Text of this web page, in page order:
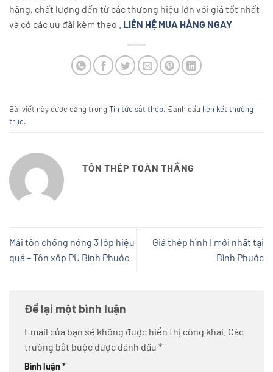
hãng, chất lượng đến từ các thương hiệu lớn với giá tốt nhất
và có các ưu đãi kèm theo .
LIÊN HỆ MUA HÀNG NGAY
Bài viết này được đăng trong Tin tức sắt thép. Đánh dấu liên kết thường
trực.
TÔN THÉP TOÀN THẮNG
Mái tôn chống nóng 3 lớp hiệu
quả – Tôn xốp PU Bình Phước
Giá thép hình I mới nhất tại
Bình Phước
Để lại một bình luận
Email của bạn sẽ không được hiển thị công khai. Các
trường bắt buộc được đánh dấu *
Bình luận*